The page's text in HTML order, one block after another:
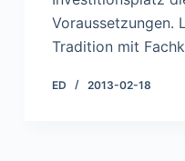
Voraussetzungen.
Tradition mit
ED 2013-02-18